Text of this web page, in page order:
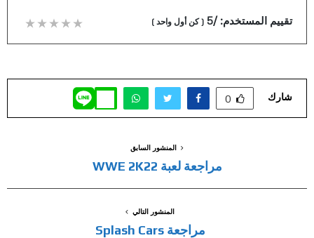
تقييم المستخدم:/5
(كن أول واحد )
شارك 0
المنشور السابق
مراجعة لعبة WWE 2K22
المنشور التالي
مراجعة Splash Cars